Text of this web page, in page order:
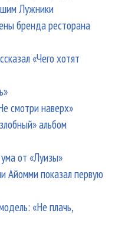
Лужники
бренда ресторана
«Чего хотят
смотри наверх»
альбом
от «Луизы»
Айомми показал первую
«Не плачь,